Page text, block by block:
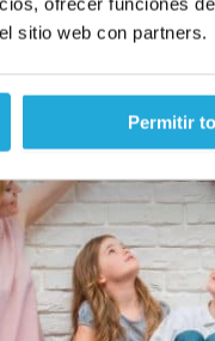
sitio web con partners.
Permitir